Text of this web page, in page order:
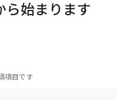
ら始まります
項目です